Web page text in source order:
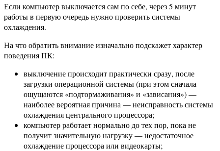
Если компьютер выключается сам по себе, через 5 минут
работы в первую очередь нужно проверить системы
охлаждения.
На что обратить внимание изначально подскажет характер
поведения ПК:
выключение происходит практически сразу, после
загрузки операционной системы (при этом сначала
ощущаются «подтормаживания» и «зависания») —
наиболее вероятная причина — неисправность системы
охлаждения центрального процессора;
компьютер работает нормально до тех пор, пока не
получит значительную нагрузку — недостаточное
охлаждение процессора или видеокарты;